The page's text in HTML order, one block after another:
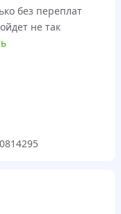
без переплат
не так